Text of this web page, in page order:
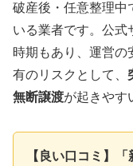
破産後・任意整理中
いる業者です。公式
時期もあり、運営の
有のリスクとして、
無断譲渡が起きやす
【良い口コミ】